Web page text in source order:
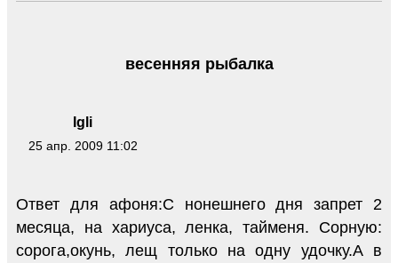
Igli
25 апр. 2009 11:02
весенняя рыбалка
Ответ для афоня:С нонешнего дня запрет 2
месяца, на хариуса, ленка, тайменя. Сорную:
сорога,окунь, лещ только на одну удочку.А в